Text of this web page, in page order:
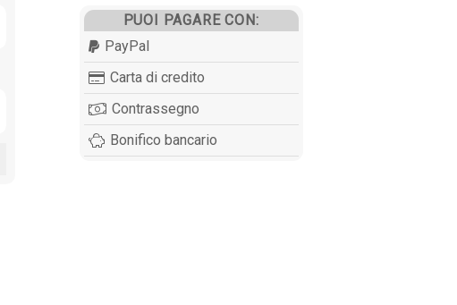
PUOI PAGARE CON:
PayPal
Carta di credito
Contrassegno
Bonifico bancario